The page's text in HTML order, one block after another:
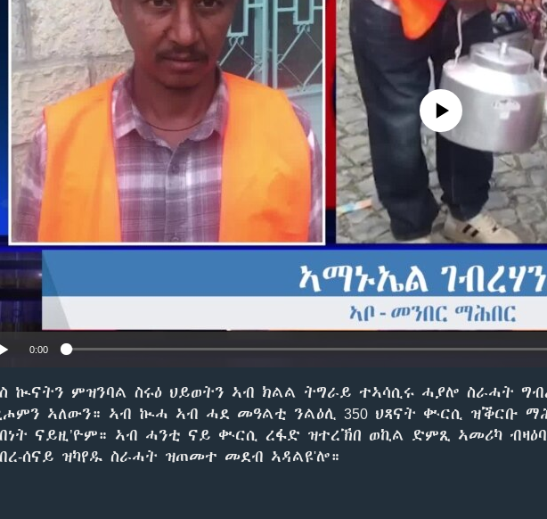
No media source currently
0:00
ኲናትን ምዝንባል ስሩዕ ህይወትን ኣብ ክልል ትግራይ ተኣሳሲሩ ሓያሎ ስራሓት
ኣለውን። ኣብ ኲሓ ኣብ ሓደ መዓልቲ ንልዕሊ 350 ህጻናት ቍርሲ ዝቕርቡ
ናይዚ’ዮም። ኣብ ሓንቲ ናይ ቍርሲ ረፋድ ዝተረኽበ ወኪል ድምጺ ኣመሪካ
ሰናይ ዝካየዱ ስራሓት ዝጠመተ መደብ ኣዳልዩ'ሎ።